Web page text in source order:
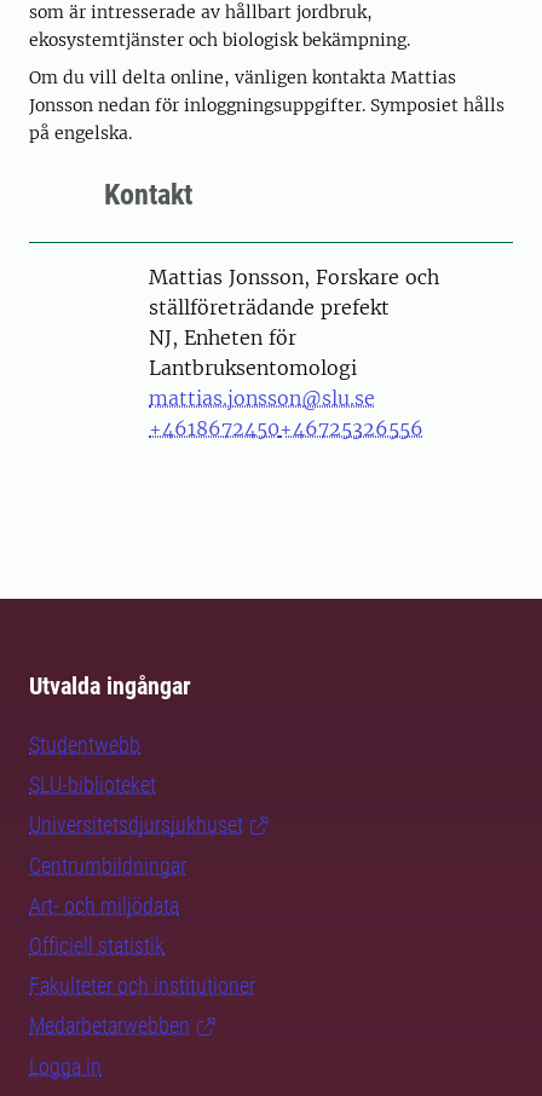
som är intresserade av hållbart jordbruk,
ekosystemtjänster och biologisk bekämpning.
Om du vill delta online, vänligen kontakta Mattias
Jonsson nedan för inloggningsuppgifter. Symposiet hålls
på engelska.
Kontakt
PersonMattias Jonsson, Forskare och
ställföreträdande prefekt
NJ, Enheten för
Lantbruksentomologi
mattias.jonsson@slu.se
+4618672450+46725326556
Utvalda ingångar
Studentwebb
SLU-biblioteket
Universitetsdjursjukhuset
Centrumbildningar
Art- och miljödata
Officiell statistik
Fakulteter och institutioner
Medarbetarwebben
Logga in